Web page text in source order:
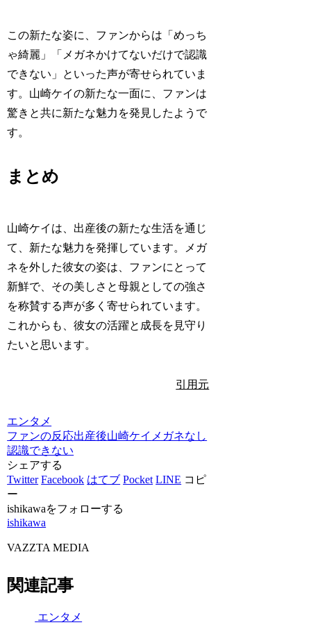
この新たな姿に、ファンからは「めっち
ゃ綺麗」「メガネかけてないだけで認識
できない」といった声が寄せられていま
す。山崎ケイの新たな一面に、ファンは
驚きと共に新たな魅力を発見したようで
す。
まとめ
山崎ケイは、出産後の新たな生活を通じ
て、新たな魅力を発揮しています。メガ
ネを外した彼女の姿は、ファンにとって
新鮮で、その美しさと母親としての強さ
を称賛する声が多く寄せられています。
これからも、彼女の活躍と成長を見守り
たいと思います。
引用元
エンタメ
ファンの反応出産後山崎ケイ メガネなし
認識できない
シェアする
Twitter Facebook はてブ Pocket LINE コピ
ー
ishikawaをフォローする
ishikawa
VAZZTA MEDIA
関連記事
エンタメ